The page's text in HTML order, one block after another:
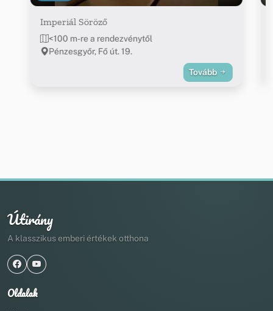
Imperiál Söröző
<100 m-re a rendezvénytől
Pénzesgyőr, Fő út. 19.
Tovább
Útirány
A klasszikus emberi értékek otthona
Oldalak